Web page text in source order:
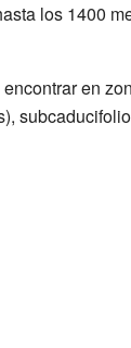
los 1400
en